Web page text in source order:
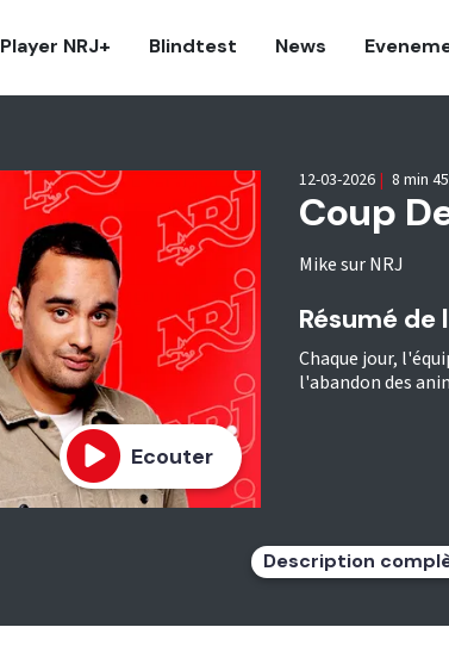
Player NRJ+ Blindtest News
Ecouter
Coup
Mike sur NRJ
12-03-2026 | 8 min
Résumé de
Chaque jour,
l'abandon des
Description